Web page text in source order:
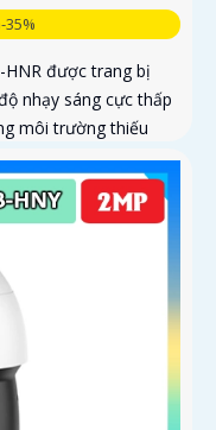
35%
được trang bị
nhạy sáng cực thấp
môi trường thiếu
hợp chiếu sáng kép
và LED ấm 50m
chống nước IP67